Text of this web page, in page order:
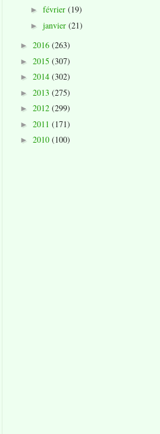
► février (19)
► janvier (21)
► 2016 (263)
► 2015 (307)
► 2014 (302)
► 2013 (275)
► 2012 (299)
► 2011 (171)
► 2010 (100)